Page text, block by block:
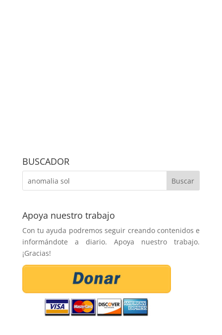
BUSCADOR
Apoya nuestro trabajo
Con tu ayuda podremos seguir creando contenidos e
informándote a diario. Apoya nuestro trabajo.
¡Gracias!